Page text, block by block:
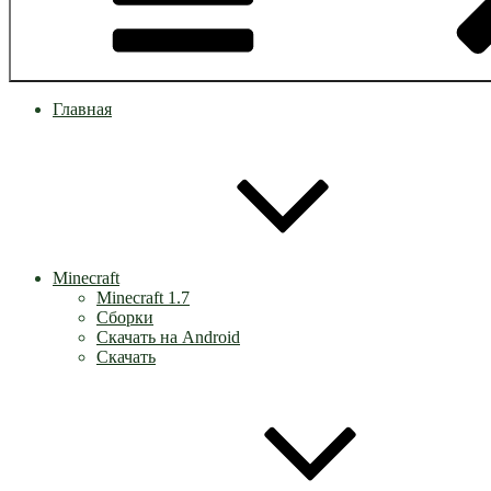
Главная
Minecraft
Minecraft 1.7
Сборки
Скачать на Android
Скачать